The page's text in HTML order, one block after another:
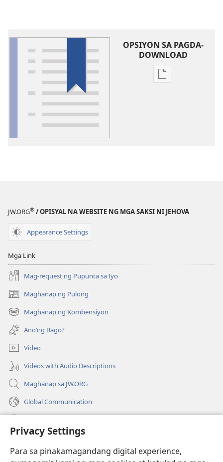
Privacy Settings
Para sa pinakamagandang digital experience,
OPSIYON SA PAGDA-
DOWNLOAD
Opsiyon
JW.ORG® / OPISYAL NA WEBSITE NG MGA SAKSI NI JEHOVA
Appearance Settings
Mga Link
Mag-request ng Pupunta sa Iyo
Maghanap ng Pulong
(may
bubukas
na
bagong
window)
Maghanap ng Kombensiyon
(may
bubukas
na
bagong
window)
Ano’ng Bago?
Video
Videos with Audio Descriptions
Maghanap sa JW.ORG
Global Communication
(may